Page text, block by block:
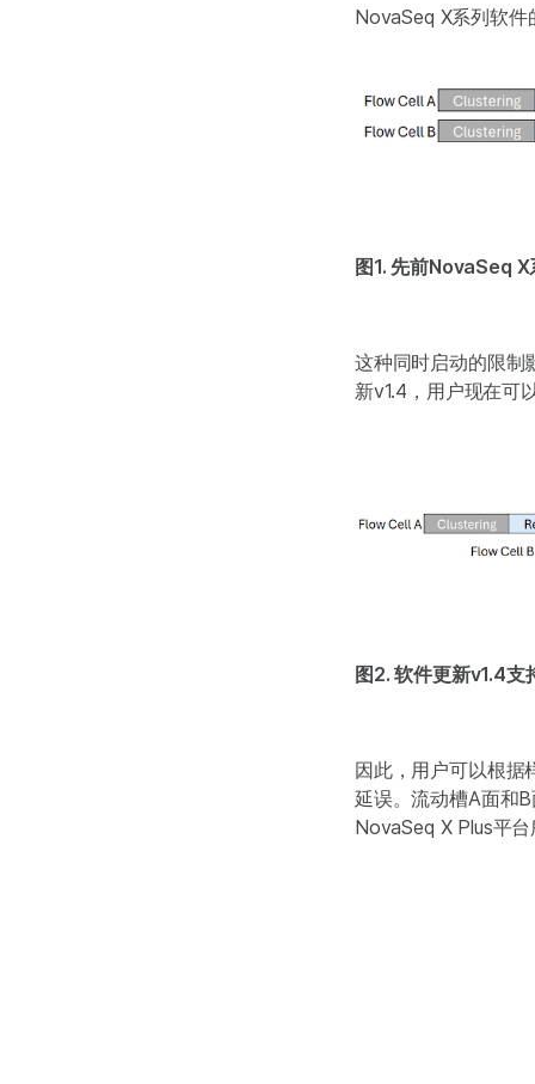
NovaSeq X系列软件
图1. 先前NovaSeq
这种同时启动的限制
新v1.4，用户现在可
图2. 软件更新v1.4支
因此，用户可以根据
延误。流动槽A面和
NovaSeq X Plus平台